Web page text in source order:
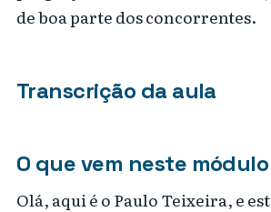
de boa parte dos concorrentes.
Transcrição da aula
O que vem neste módulo
Olá, aqui é o Paulo Teixeira, e